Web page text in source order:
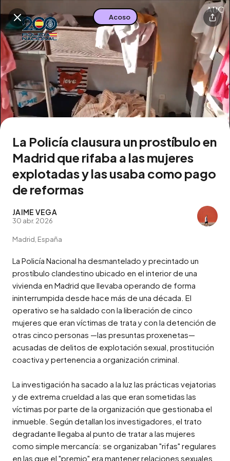
Descarga la app
Buscar en esta zona
Acoso
La Policía clausura un prostíbulo en
Madrid que rifaba a las mujeres
explotadas y las usaba como pago
de reformas
JAIME VEGA
30 abr. 2026
Madrid, España
La Policía Nacional ha desmantelado y precintado un
prostíbulo clandestino ubicado en el interior de una
vivienda en Madrid que llevaba operando de forma
ininterrumpida desde hace más de una década. El
operativo se ha saldado con la liberación de cinco
mujeres que eran víctimas de trata y con la detención de
otras cinco personas —las presuntas proxenetas—
acusadas de delitos de explotación sexual, prostitución
coactiva y pertenencia a organización criminal.
La investigación ha sacado a la luz las prácticas vejatorias
y de extrema crueldad a las que eran sometidas las
víctimas por parte de la organización que gestionaba el
inmueble. Según detallan los investigadores, el trato
degradante llegaba al punto de tratar a las mujeres
como simple mercancía: se organizaban "rifas" regulares
en las que el "premio" era mantener relaciones sexuales